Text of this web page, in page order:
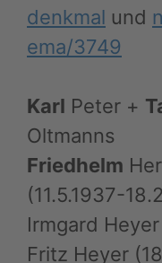
denkmal und
ema/3749
Karl Peter +
Oltmanns
Friedhelm
(11.5.1937-
Irmgard Heyer
Fritz Heyer